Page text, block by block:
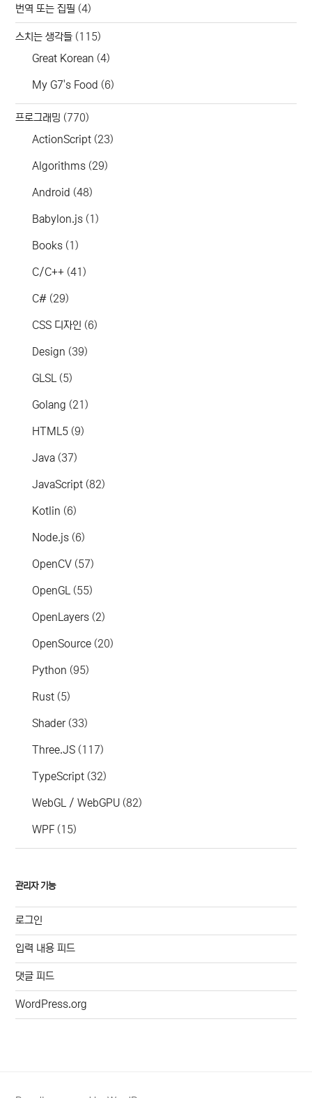
번역 또는 집필 (4)
스치는 생각들 (115)
Great Korean (4)
My G7's Food (6)
프로그래밍 (770)
ActionScript (23)
Algorithms (29)
Android (48)
Babylon.js (1)
Books (1)
C/C++ (41)
C# (29)
CSS 디자인 (6)
Design (39)
GLSL (5)
Golang (21)
HTML5 (9)
Java (37)
JavaScript (82)
Kotlin (6)
Node.js (6)
OpenCV (57)
OpenGL (55)
OpenLayers (2)
OpenSource (20)
Python (95)
Rust (5)
Shader(33)
Three.JS (117)
TypeScript (32)
WebGL / WebGPU (82)
WPF (15)
관리자 기능
로그인
입력 내용 피드
댓글 피드
WordPress.org